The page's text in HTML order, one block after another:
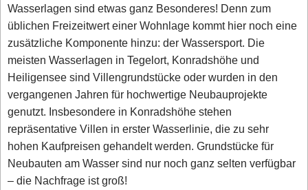
Wasserlagen sind etwas ganz Besonderes! Denn zum
üblichen Freizeitwert einer Wohnlage kommt hier noch eine
zusätzliche Komponente hinzu: der Wassersport. Die
meisten Wasserlagen in Tegelort, Konradshöhe und
Heiligensee sind Villengrundstücke oder wurden in den
vergangenen Jahren für hochwertige Neubauprojekte
genutzt. Insbesondere in Konradshöhe stehen
repräsentative Villen in erster Wasserlinie, die zu sehr
hohen Kaufpreisen gehandelt werden. Grundstücke für
Neubauten am Wasser sind nur noch ganz selten verfügbar
– die Nachfrage ist groß!